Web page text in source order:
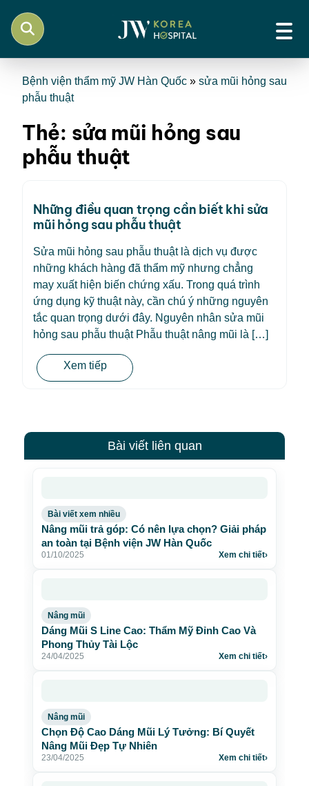
Bệnh viện thẩm mỹ JW Hàn Quốc » sửa mũi hỏng sau
phẫu thuật
Thẻ: sửa mũi hỏng sau
phẫu thuật
Những điều quan trọng cần biết khi sửa
mũi hỏng sau phẫu thuật
Sửa mũi hỏng sau phẫu thuật là dịch vụ được
những khách hàng đã thẩm mỹ nhưng chẳng
may xuất hiện biến chứng xấu. Trong quá trình
ứng dụng kỹ thuật này, cần chú ý những nguyên
tắc quan trọng dưới đây. Nguyên nhân sửa mũi
hỏng sau phẫu thuật Phẫu thuật nâng mũi là […]
Xem tiếp
Bài viết liên quan
Bài viết xem nhiều
Nâng mũi trả góp: Có nên lựa chọn? Giải pháp
an toàn tại Bệnh viện JW Hàn Quốc
01/10/2025 Xem chi tiết›
Nâng mũi
Dáng Mũi S Line Cao: Thẩm Mỹ Đỉnh Cao Và
Phong Thủy Tài Lộc
24/04/2025 Xem chi tiết›
Nâng mũi
Chọn Độ Cao Dáng Mũi Lý Tưởng: Bí Quyết
Nâng Mũi Đẹp Tự Nhiên
23/04/2025 Xem chi tiết›